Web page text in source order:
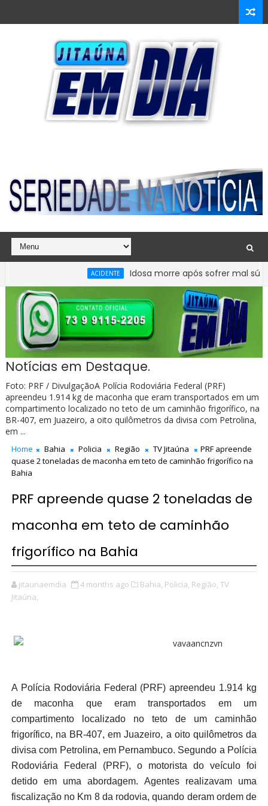
Idosa morre após sofrer mal súbito no
Notícias em Destaque.
Foto: PRF / DivulgaçãoA Polícia Rodoviária Federal (PRF)
apreendeu 1.914 kg de maconha que eram transportados em um
compartimento localizado no teto de um caminhão frigorífico, na
BR-407, em Juazeiro, a oito quilômetros da divisa com Petrolina,
em ...
Home Bahia Policia Região TV Jitaúna
PRF apreende
quase 2 toneladas de maconha em teto de caminhão frigorífico na
Bahia
PRF apreende quase 2 toneladas de
maconha em teto de caminhão
frigorífico na Bahia
jitaunaemdia 4 months ago Bahia, Policia, Região, TV
Jitaúna,
A Polícia Rodoviária Federal (PRF) apreendeu 1.914 kg
de maconha que eram transportados em um
compartimento localizado no teto de um caminhão
frigorífico, na BR-407, em Juazeiro, a oito quilômetros da
divisa com Petrolina, em Pernambuco. Segundo a Polícia
Rodoviária Federal (PRF), o motorista do veículo foi
detido em uma abordagem. Agentes realizavam uma
fiscalização no Km 8 da rodovia, quando deram ordem de